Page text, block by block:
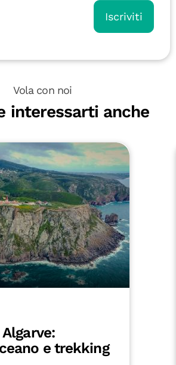
Iscriviti
Vola con noi
interessarti anche
e trekking